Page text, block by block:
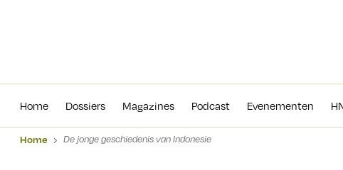
Home Dossiers Magazines Podcast Evenementen
Home De jonge geschiedenis van Indonesie